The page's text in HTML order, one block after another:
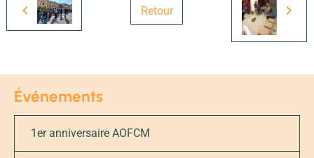
Retour
Événements
1er anniversaire AOFCM